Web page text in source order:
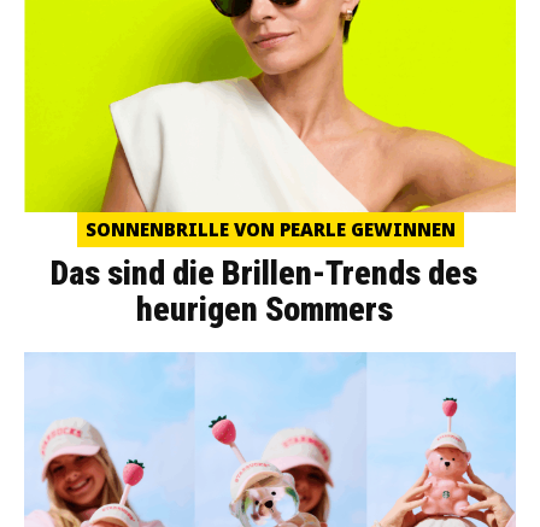
SONNENBRILLE VON PEARLE GEWINNEN
Das sind die Brillen-Trends des
heurigen Sommers